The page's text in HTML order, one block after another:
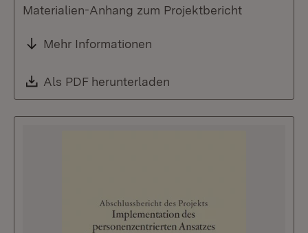
Materialien-Anhang zum Projektbericht
Mehr Informationen
Download:
Als PDF herunterladen